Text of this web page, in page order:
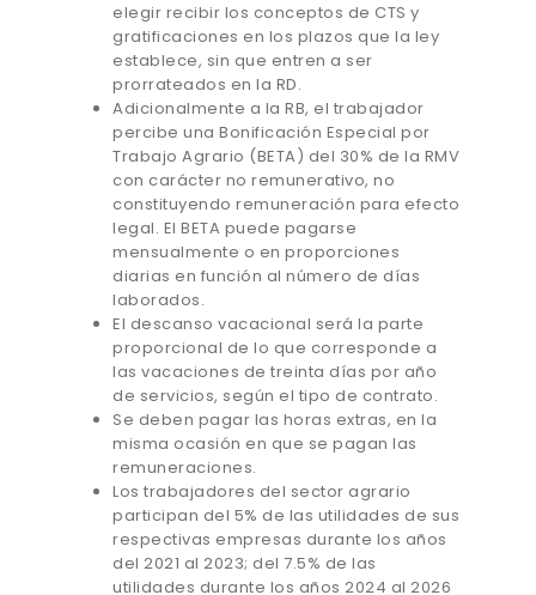
elegir recibir los conceptos de CTS y
gratificaciones en los plazos que la ley
establece, sin que entren a ser
prorrateados en la RD.
Adicionalmente a la RB, el trabajador
percibe una Bonificación Especial por
Trabajo Agrario (BETA) del 30% de la RMV
con carácter no remunerativo, no
constituyendo remuneración para efecto
legal. El BETA puede pagarse
mensualmente o en proporciones
diarias en función al número de días
laborados.
El descanso vacacional será la parte
proporcional de lo que corresponde a
las vacaciones de treinta días por año
de servicios, según el tipo de contrato.
Se deben pagar las horas extras, en la
misma ocasión en que se pagan las
remuneraciones.
Los trabajadores del sector agrario
participan del 5% de las utilidades de sus
respectivas empresas durante los años
del 2021 al 2023; del 7.5% de las
utilidades durante los años 2024 al 2026